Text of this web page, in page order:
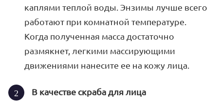
каплями теплой воды. Энзимы лучше всего
работают при комнатной температуре.
Когда полученная масса достаточно
размякнет, легкими массирующими
движениями нанесите ее на кожу лица.
В качестве скраба для лица